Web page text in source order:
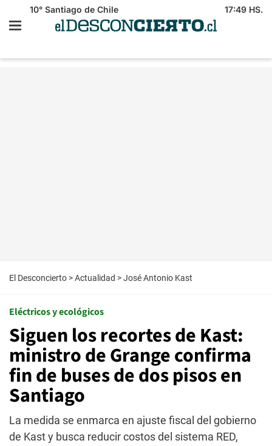
10° Santiago de Chile 17:49 HS.
El Desconcierto >Actualidad >José Antonio Kast
Eléctricos y ecológicos
Siguen los recortes de Kast:
ministro de Grange confirma
fin de buses de dos pisos en
Santiago
La medida se enmarca en ajuste fiscal del gobierno
de Kast y busca reducir costos del sistema RED,